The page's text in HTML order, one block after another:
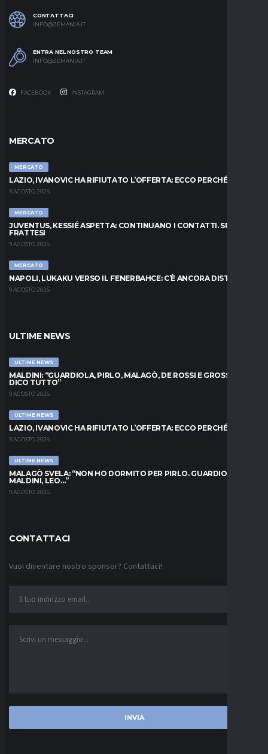
CONTATTACI
INFO@ZEMANIA.IT
ENTRA NEL NOSTRO TEAM
INFO@ZEMANIA.IT
FACEBOOK INSTAGRAM
MERCATO
MERCATO
LAZIO, IVANOVIC HA RIFIUTATO L’OFFERTA: ECCO PERCHÉ
9 AGOSTO 2026
MERCATO
JUVENTUS, KESSIÉ ASPETTA: CONTINUANO I CONTATTI. SPUNTA
FRATTESI
9 AGOSTO 2026
MERCATO
NAPOLI, LUKAKU VERSO IL FENERBAHCE: C’È ANCORA DISTANZA
9 AGOSTO 2026
ULTIME NEWS
ULTIME NEWS
MALDINI: “GUARDIOLA, PIRLO, MALAGÒ, DE ROSSI E GROSSO: VI
DICO TUTTO”
9 AGOSTO 2026
ULTIME NEWS
LAZIO, IVANOVIC HA RIFIUTATO L’OFFERTA: ECCO PERCHÉ
9 AGOSTO 2026
ULTIME NEWS
MALAGÒ SVELA: “NON HO DORMITO PER PIRLO. GUARDIOLA,
MALDINI, LEO…”
9 AGOSTO 2026
CONTATTACI
Vuoi diventare nostro sponsor? Contattaci!